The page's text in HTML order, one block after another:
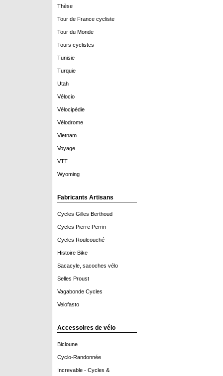
Thèse
Tour de France cycliste
Tour du Monde
Tours cyclistes
Tunisie
Turquie
Utah
Vélocio
Vélocipédie
Vélodrome
Vietnam
Voyage
VTT
Wyoming
Fabricants Artisans
Cycles Gilles Berthoud
Cycles Pierre Perrin
Cycles Roulcouché
Histoire Bike
Sacacyle, sacoches vélo
Selles Proust
Vagabonde Cycles
Velofasto
Accessoires de vélo
Bicloune
Cyclo-Randonnée
Increvable - Cycles &